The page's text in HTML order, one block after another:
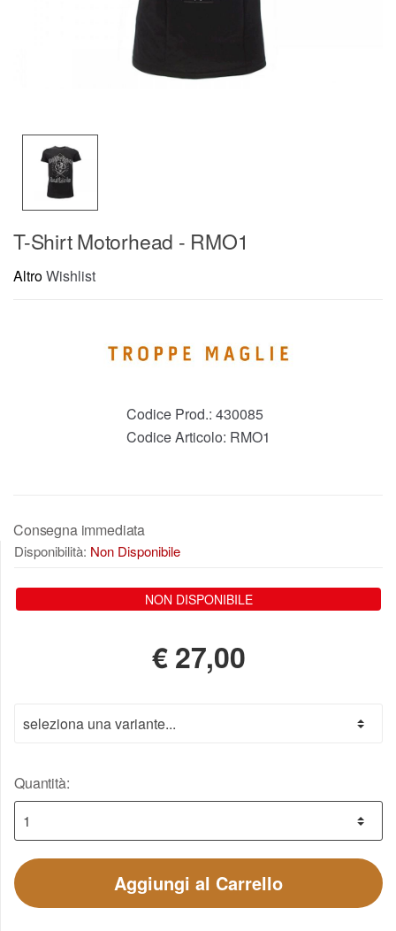
T-Shirt Motorhead - RMO1
AltroWishlist
Codice Prod.: 430085
Codice Articolo: RMO1
Consegna immediata
Disponibilità: Non Disponibile
NON DISPONIBILE
€27,00
Quantità:
Aggiungi al Carrello